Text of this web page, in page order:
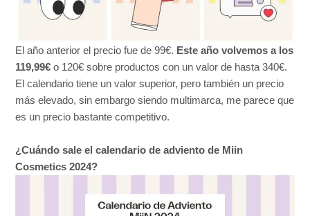
El año anterior el precio fue de 99€. Este año volvemos a los
119,99€ o 120€ sobre productos con un valor de hasta 340€.
El calendario tiene un valor superior, pero también un precio
más elevado, sin embargo siendo multimarca, me parece que
es un precio bastante competitivo.
¿Cuándo sale el calendario de adviento de Miin
Cosmetics 2024?